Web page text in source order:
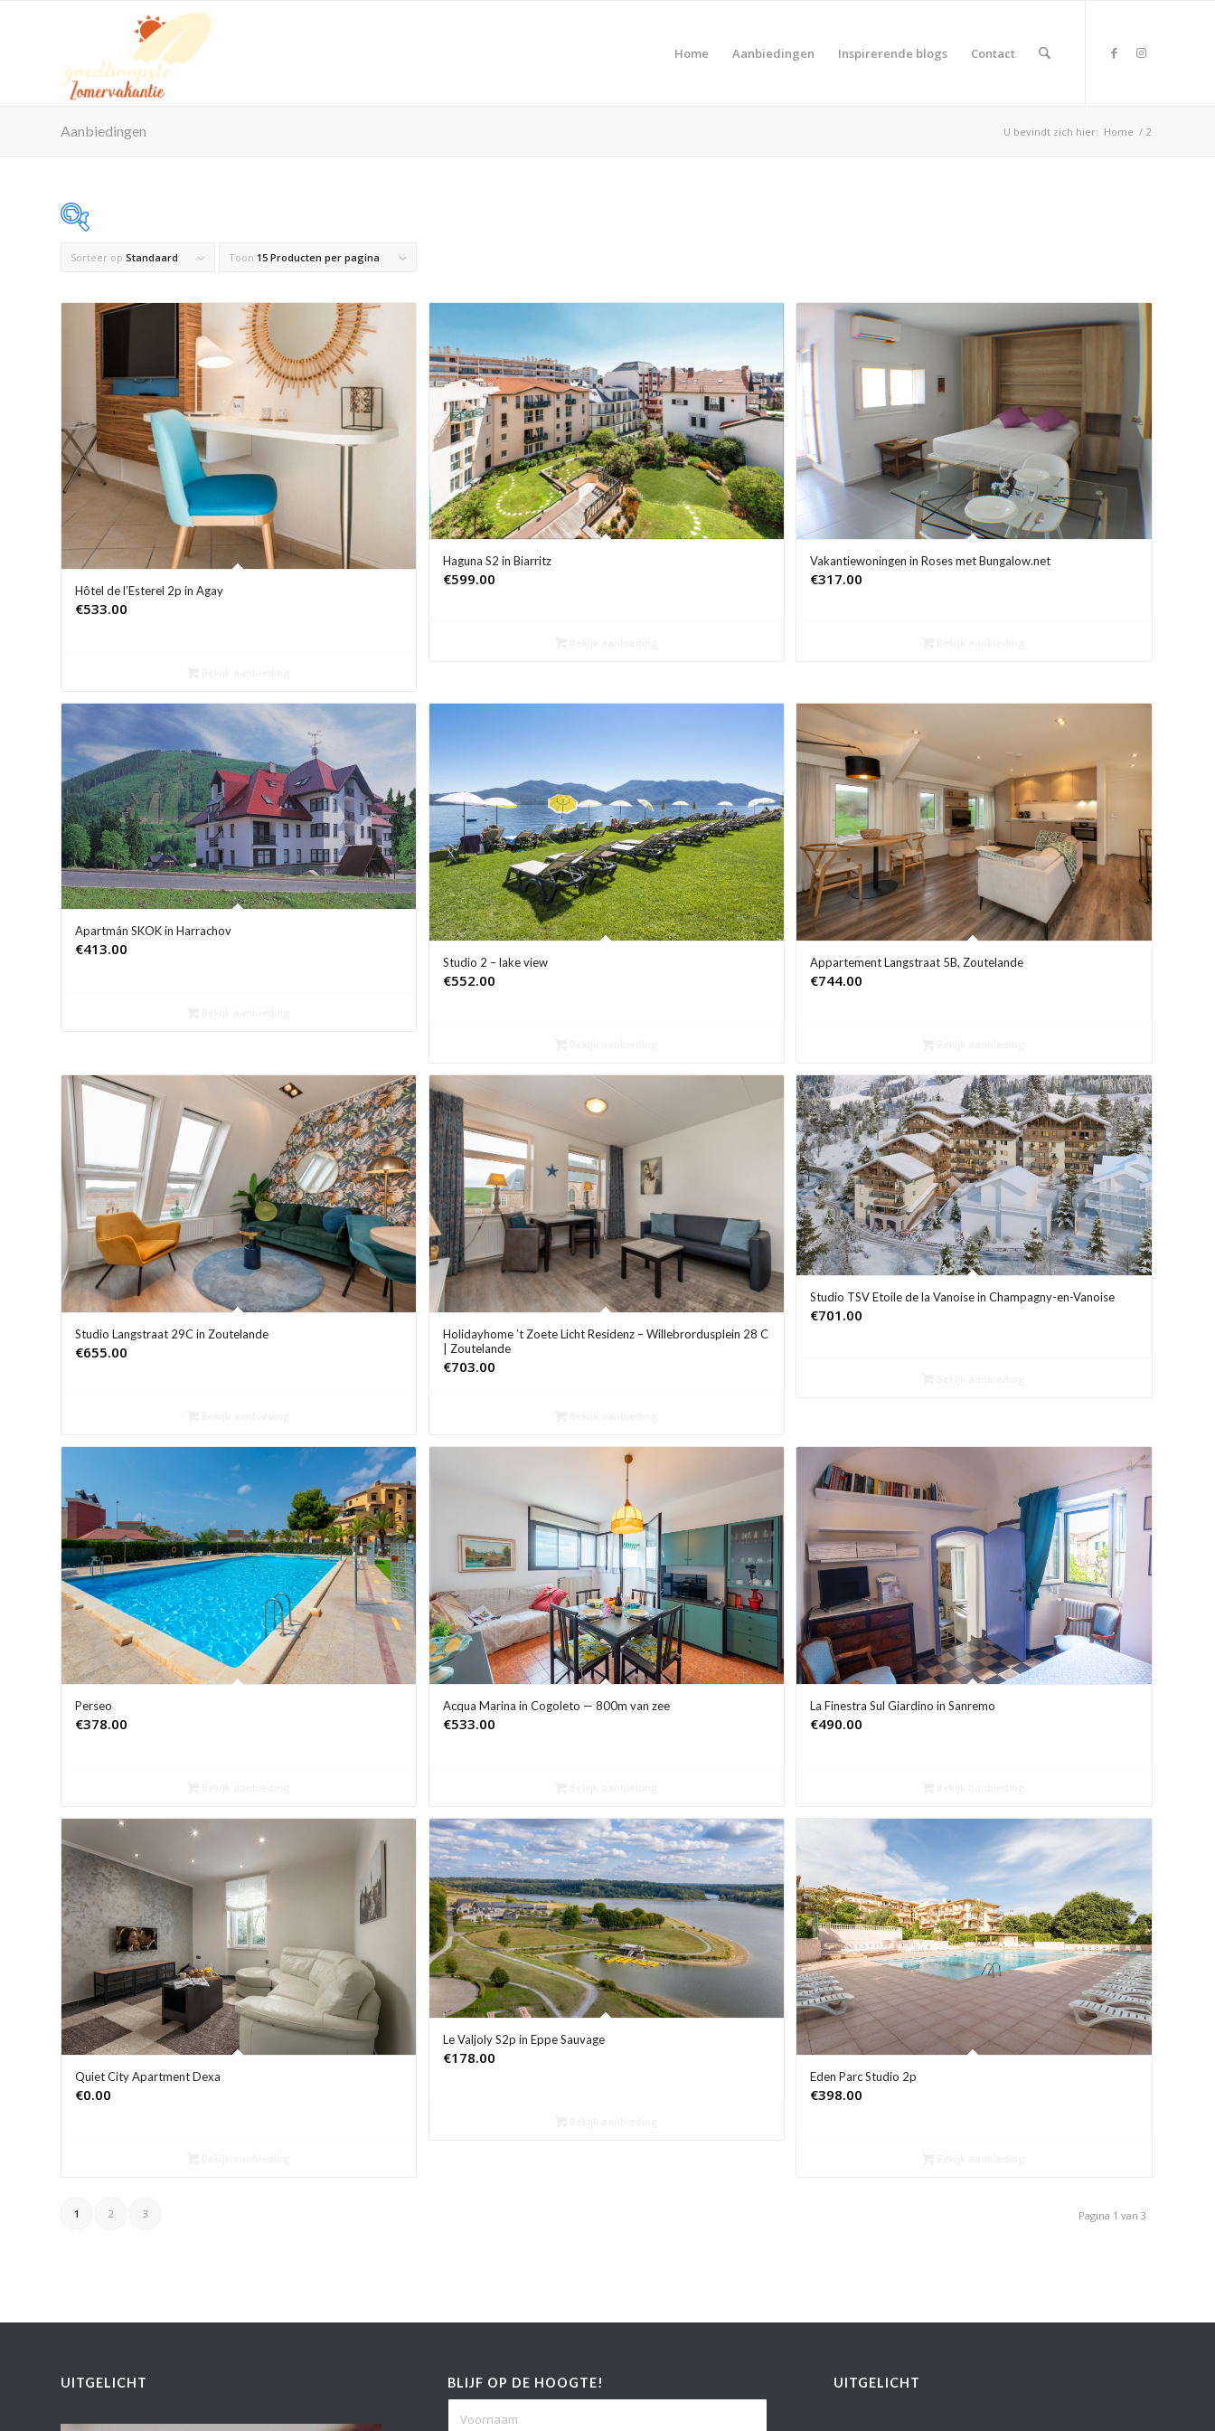
Home Aanbiedingen Inspirerende blogs Contact
Aanbiedingen U bevindt zich hier: Home / 2
Op voorraad
Product Maximaal aantal personen Product Rating
Product Reisorganisatie Product Type vakantie Product Wifi
Product Zwembad
Sorteer op Standaard Toon 15 Producten per pagina
Hôtel de l’Esterel 2p in Agay
€533.00
Haguna S2 in Biarritz
€599.00
Vakantiewoningen in Roses met Bungalow.net
€317.00
Apartmán SKOK in Harrachov
€413.00
Studio 2 – lake view
€552.00
Appartement Langstraat 5B, Zoutelande
€744.00
Studio Langstraat 29C in Zoutelande
€655.00
Holidayhome ’t Zoete Licht Residenz – Willebrordusplein 28 C
| Zoutelande
€703.00
Studio TSV Etoile de la Vanoise in Champagny-en-Vanoise
€701.00
Perseo
€378.00
Acqua Marina in Cogoleto — 800m van zee
€533.00
La Finestra Sul Giardino in Sanremo
€490.00
Quiet City Apartment Dexa
€0.00
Le Valjoly S2p in Eppe Sauvage
€178.00
Eden Parc Studio 2p
€398.00
Pagina 1 van 3
1 2 3
UITGELICHT BLIJF OP DE HOOGTE! UITGELICHT